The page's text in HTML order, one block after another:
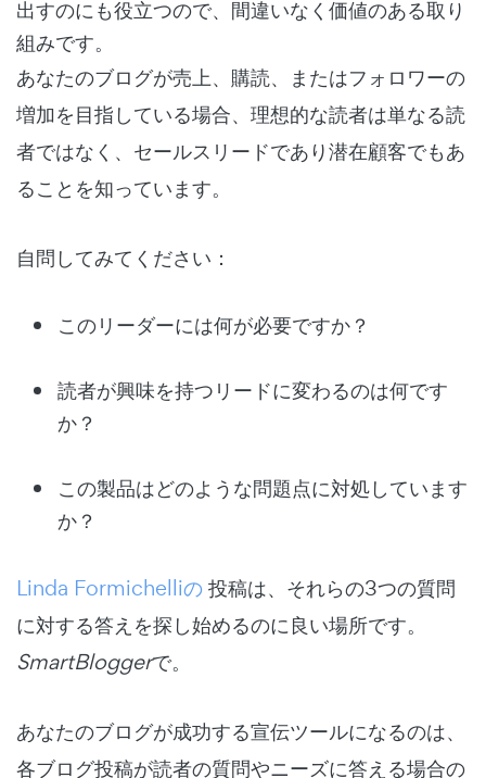
出すのにも役立つので、間違いなく価値のある取り
組みです。
あなたのブログが売上、購読、またはフォロワーの
増加を目指している場合、理想的な読者は単なる読
者ではなく、セールスリードであり潜在顧客でもあ
ることを知っています。
自問してみてください：
このリーダーには何が必要ですか？
読者が興味を持つリードに変わるのは何です
か？
この製品はどのような問題点に対処しています
か？
Linda Formichelliの投稿は、それらの3つの質問
に対する答えを探し始めるのに良い場所です。
SmartBloggerで。
あなたのブログが成功する宣伝ツールになるのは、
各ブログ投稿が読者の質問やニーズに答える場合の